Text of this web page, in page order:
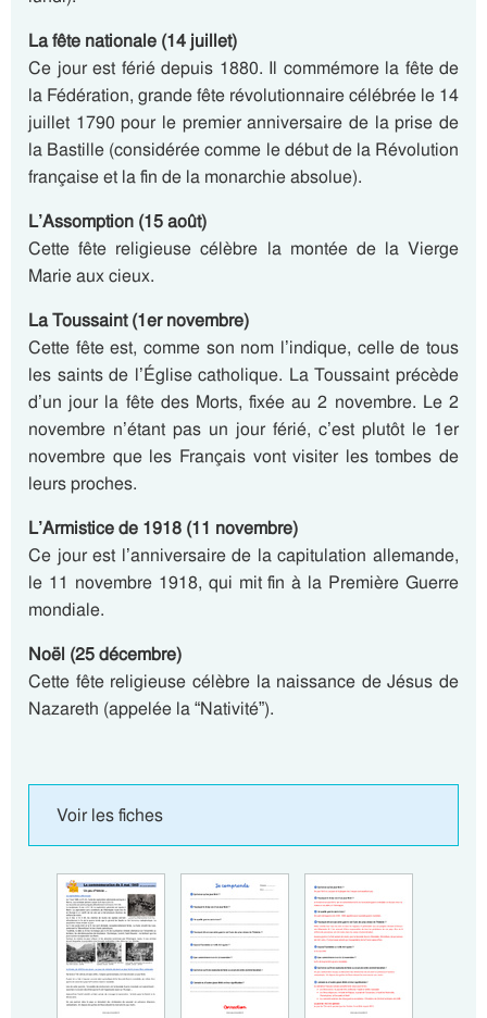
La fête nationale (14 juillet)
Ce jour est férié depuis 1880. Il commémore la fête de
la Fédération, grande fête révolutionnaire célébrée le 14
juillet 1790 pour le premier anniversaire de la prise de
la Bastille (considérée comme le début de la Révolution
française et la fin de la monarchie absolue).
L’Assomption (15 août)
Cette fête religieuse célèbre la montée de la Vierge
Marie aux cieux.
La Toussaint (1er novembre)
Cette fête est, comme son nom l’indique, celle de tous
les saints de l’Église catholique. La Toussaint précède
d’un jour la fête des Morts, fixée au 2 novembre. Le 2
novembre n’étant pas un jour férié, c’est plutôt le 1er
novembre que les Français vont visiter les tombes de
leurs proches.
L’Armistice de 1918 (11 novembre)
Ce jour est l’anniversaire de la capitulation allemande,
le 11 novembre 1918, qui mit fin à la Première Guerre
mondiale.
Noël (25 décembre)
Cette fête religieuse célèbre la naissance de Jésus de
Nazareth (appelée la “Nativité”).
Voir les fiches